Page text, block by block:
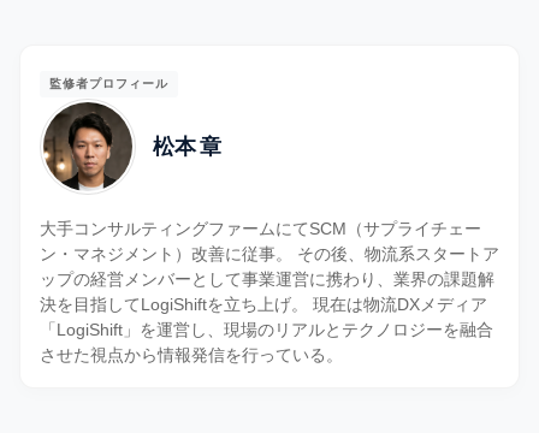
監修者プロフィール
松本 章
大手コンサルティングファームにてSCM（サプライチェー
ン・マネジメント）改善に従事。 その後、物流系スタートア
ップの経営メンバーとして事業運営に携わり、業界の課題解
決を目指してLogiShiftを立ち上げ。 現在は物流DXメディア
「LogiShift」を運営し、現場のリアルとテクノロジーを融合
させた視点から情報発信を行っている。